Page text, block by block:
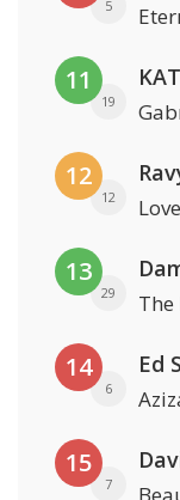
5
11
19
12
12
13
29
14
6
Ed
15
7